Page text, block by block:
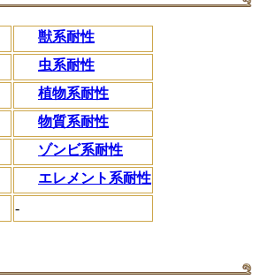
獣系耐性
虫系耐性
植物系耐性
物質系耐性
ゾンビ系耐性
エレメント系耐性
-